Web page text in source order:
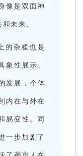
像是双面神
未来。
的杂糅也是
性展示。
发展，个体
内在与外在
易变性。同
一步加剧了